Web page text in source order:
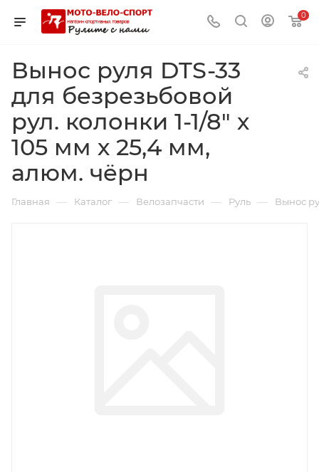
0
Вынос руля DTS-33
для безрезьбовой
рул. колонки 1-1/8" х
105 мм х 25,4 мм,
алюм. чёрн
Главная — Каталог — Велозапчасти — Руль — Вынос